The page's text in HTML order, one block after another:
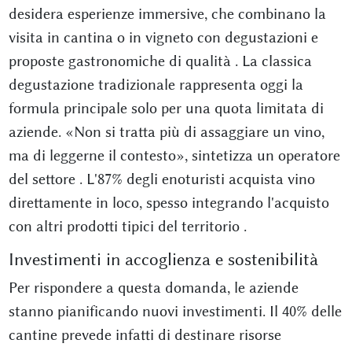
desidera esperienze immersive, che combinano la
visita in cantina o in vigneto con degustazioni e
proposte gastronomiche di qualità . La classica
degustazione tradizionale rappresenta oggi la
formula principale solo per una quota limitata di
aziende. «Non si tratta più di assaggiare un vino,
ma di leggerne il contesto», sintetizza un operatore
del settore . L'87% degli enoturisti acquista vino
direttamente in loco, spesso integrando l'acquisto
con altri prodotti tipici del territorio .
Investimenti in accoglienza e sostenibilità
Per rispondere a questa domanda, le aziende
stanno pianificando nuovi investimenti. Il 40% delle
cantine prevede infatti di destinare risorse